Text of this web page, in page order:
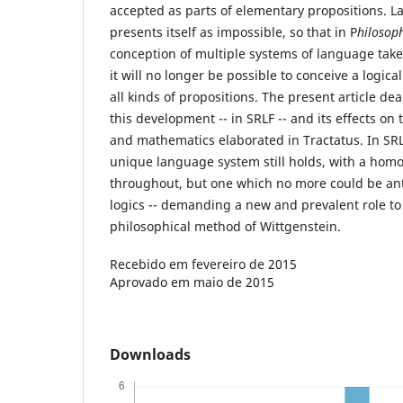
accepted as parts of elementary propositions.
presents itself as impossible, so that in P
conception of multiple systems of language
it will no longer be possible to conceive a
all kinds of propositions. The present article
this development -- in SRLF -- and its effects
and mathematics elaborated in Tractatus. In
unique language system still holds, with a
throughout, but one which no more could be
logics -- demanding a new and prevalent role
philosophical method of Wittgenstein.
Recebido em fevereiro de 2015
Aprovado em maio de 2015
Downloads